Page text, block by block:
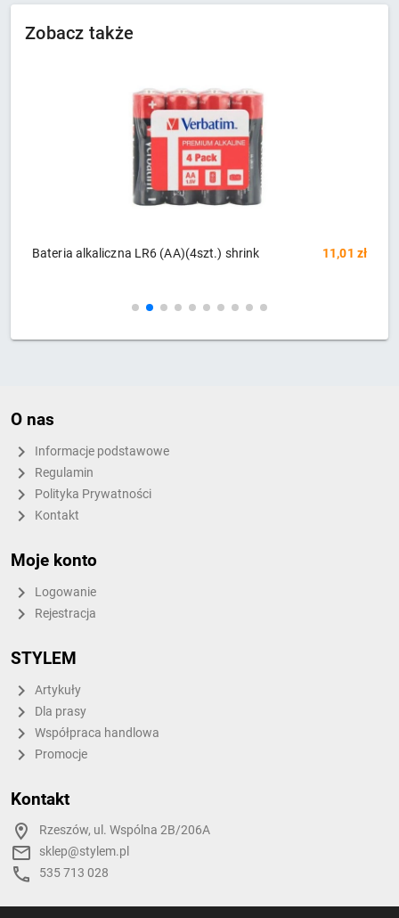
Zobacz także
LR6 (AA)(4szt.) shrink 11,01 zł Baterie XTRALIFE
O nas
Informacje podstawowe
Regulamin
Polityka Prywatności
Kontakt
Moje konto
Logowanie
Rejestracja
STYLEM
Artykuły
Dla prasy
Współpraca handlowa
Promocje
Kontakt
Rzeszów, ul. Wspólna 2B/206A
sklep@stylem.pl
535 713 028